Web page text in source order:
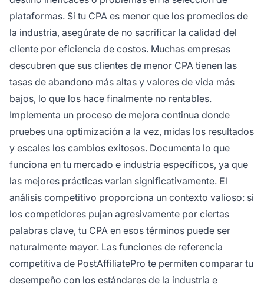
plataformas. Si tu CPA es menor que los promedios de
la industria, asegúrate de no sacrificar la calidad del
cliente por eficiencia de costos. Muchas empresas
descubren que sus clientes de menor CPA tienen las
tasas de abandono más altas y valores de vida más
bajos, lo que los hace finalmente no rentables.
Implementa un proceso de mejora continua donde
pruebes una optimización a la vez, midas los resultados
y escales los cambios exitosos. Documenta lo que
funciona en tu mercado e industria específicos, ya que
las mejores prácticas varían significativamente. El
análisis competitivo proporciona un contexto valioso: si
los competidores pujan agresivamente por ciertas
palabras clave, tu CPA en esos términos puede ser
naturalmente mayor. Las funciones de referencia
competitiva de PostAffiliatePro te permiten comparar tu
desempeño con los estándares de la industria e